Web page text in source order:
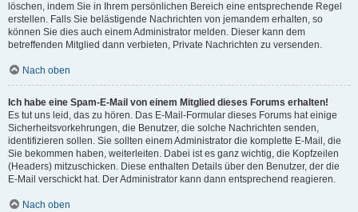
löschen, indem Sie in Ihrem persönlichen Bereich eine entsprechende Regel
erstellen. Falls Sie belästigende Nachrichten von jemandem erhalten, so
können Sie dies auch einem Administrator melden. Dieser kann dem
betreffenden Mitglied dann verbieten, Private Nachrichten zu versenden.
Nach oben
Ich habe eine Spam-E-Mail von einem Mitglied dieses Forums erhalten!
Es tut uns leid, das zu hören. Das E-Mail-Formular dieses Forums hat einige
Sicherheitsvorkehrungen, die Benutzer, die solche Nachrichten senden,
identifizieren sollen. Sie sollten einem Administrator die komplette E-Mail, die
Sie bekommen haben, weiterleiten. Dabei ist es ganz wichtig, die Kopfzeilen
(Headers) mitzuschicken. Diese enthalten Details über den Benutzer, der die
E-Mail verschickt hat. Der Administrator kann dann entsprechend reagieren.
Nach oben